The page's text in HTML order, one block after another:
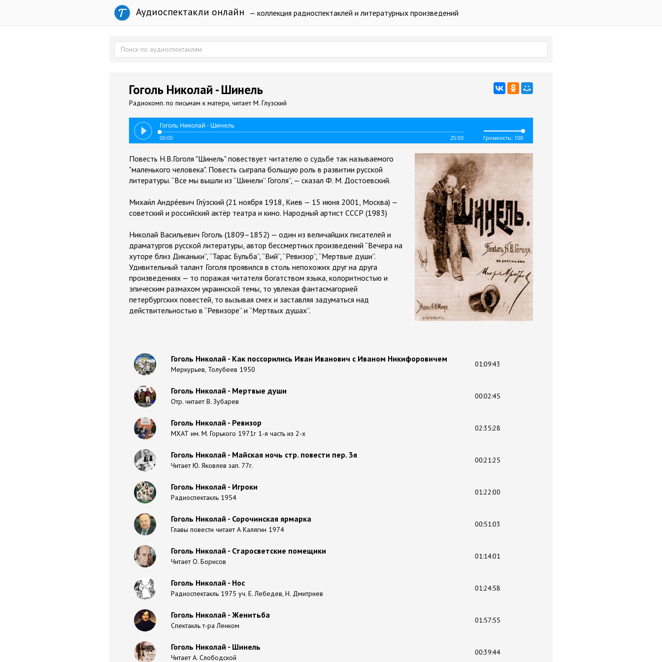
Аудиоспектакли онлайн — коллекция радиоспектаклей и литературных произведений
Гоголь Николай - Шинель
Радиокомп. по письмам к матери, читает М. Глузский
Гоголь Николай - Шинель
00:00 25:03 Громкость: 100
Повесть Н.В.Гоголя "Шинель" повествует читателю о судьбе так называемого
"маленького человека". Повесть сыграла большую роль в развитии русской
литературы. “Все мы вышли из “Шинели” Гоголя”, — сказал Ф. М. Достоевский.
Михаи́л Андре́евич Глу́зский (21 ноября 1918, Киев — 15 июня 2001, Москва) —
советский и российский актёр театра и кино. Народный артист СССР (1983)
Николай Васильевич Гоголь (1809–1852) — один из величайших писателей и
драматургов русской литературы, автор бессмертных произведений “Вечера на
хуторе близ Диканьки”, “Тарас Бульба”, “Вий”, “Ревизор”, “Мертвые души”.
Удивительный талант Гоголя проявился в столь непохожих друг на друга
произведениях — то поражая читателя богатством языка, колоритностью и
эпическим размахом украинской темы, то увлекая фантасмагорией
петербургских повестей, то вызывая смех и заставляя задуматься над
действительностью в “Ревизоре” и “Мертвых душах”.
Гоголь Николай - Как поссорились Иван Иванович с Иваном Никифоровичем
Меркурьев, Толубеев 1950
01:09:43
Гоголь Николай - Мертвые души
Отр. читает В. Зубарев
00:02:45
Гоголь Николай - Ревизор
МХАТ им. М. Горького 1971г 1-я часть из 2-х
02:35:28
Гоголь Николай - Майская ночь стр. повести пер. 3я
Читает Ю. Яковлев зап. 77г.
00:21:25
Гоголь Николай - Игроки
Радиоспектакль 1954
01:22:00
Гоголь Николай - Сорочинская ярмарка
Главы повести читает А Калягин 1974
00:51:03
Гоголь Николай - Старосветские помещики
Читает О. Борисов
01:14:01
Гоголь Николай - Нос
Радиоспектакль 1975 уч. Е. Лебедев, Н. Дмитриев
01:24:58
Гоголь Николай - Женитьба
Спектакль т-ра Ленком
01:57:55
Гоголь Николай - Шинель
Читает А. Слободской
00:39:44